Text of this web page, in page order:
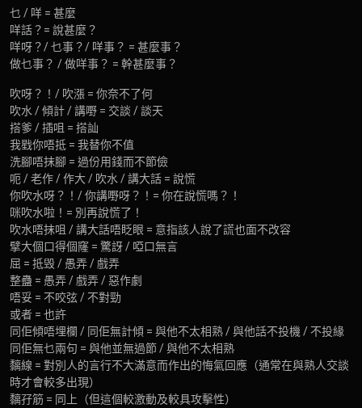
乜 / 咩 = 甚麼
咩話？= 說甚麼？
咩呀？/ 乜事？/ 咩事？ = 甚麼事？
做乜事？ / 做咩事？ = 幹甚麼事？
吹呀？！/ 吹漲 = 你奈不了何
吹水 / 傾計 / 講嘢 = 交談 / 談天
搭爹 / 插咀 = 搭訕
我戥你唔抵 = 我替你不值
洗腳唔抹腳 = 過份用錢而不節儉
呃 / 老作 / 作大 / 吹水 / 講大話 = 說慌
你吹水呀？！/ 你講嘢呀？！= 你在說慌嗎？！
咪吹水啦！= 別再說慌了！
吹水唔抹咀 / 講大話唔眨眼 = 意指該人說了謊也面不改容
擘大個口得個窿 = 驚訝 / 啞口無言
屈 = 抵毁 / 愚弄 / 戲弄
整蠱 = 愚弄 / 戲弄 / 惡作劇
唔妥 = 不咬弦 / 不對勁
或者 = 也許
同佢傾唔埋欄 / 同佢無計傾 = 與他不太相熟 / 與他話不投機 / 不投緣
同佢無乜兩句 = 與他並無過節 / 與他不太相熟
黐線 = 對別人的言行不大滿意而作出的悔氣回應（通常在與熟人交談
時才會較多出現）
黐孖筋 = 同上（但這個較激動及較具攻擊性）